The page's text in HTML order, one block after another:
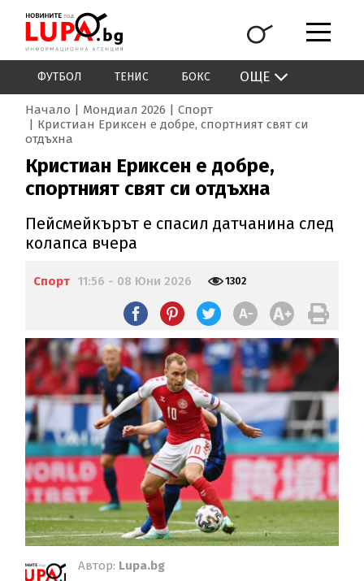
ФУТБОЛ ТЕНИС БОКС ОЩЕ
Начало Мондиал 2026
Спорт
Кристиан Ериксен е добре, спортният свят си
отдъхна
Кристиан Ериксен е добре,
спортният свят си отдъхна
Пейсмейкърът е спасил датчанина след
колапса вчера
Спорт 11:56 - 08 Юни 2026 1302
Автор: Lupa.bg